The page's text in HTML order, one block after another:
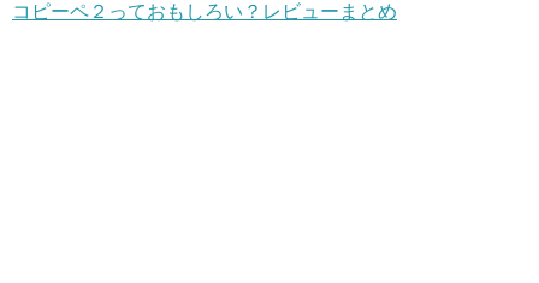
コピーペ２っておもしろい？レビューまとめ